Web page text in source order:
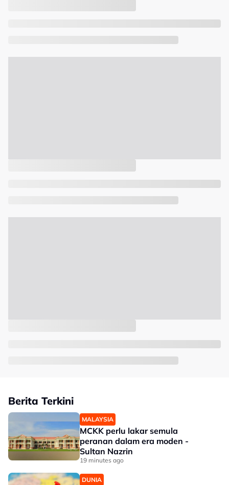
Berita Terkini
MALAYSIA
MCKK perlu lakar semula
peranan dalam era moden -
Sultan Nazrin
19 minutes ago
DUNIA